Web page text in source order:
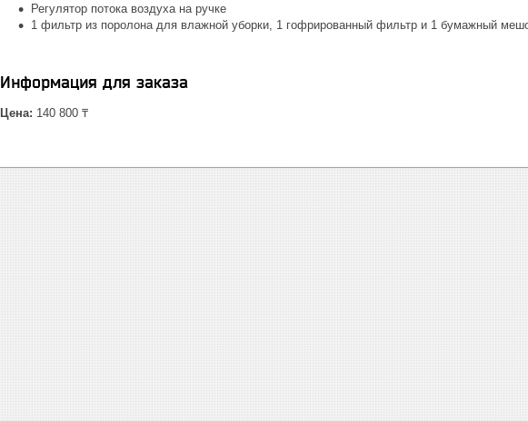
Регулятор потока воздуха на ручке
1 фильтр из поролона для влажной уборки, 1 гофрированный фильтр и 1 бумажный
Информация для заказа
Цена: 140 800 ₸